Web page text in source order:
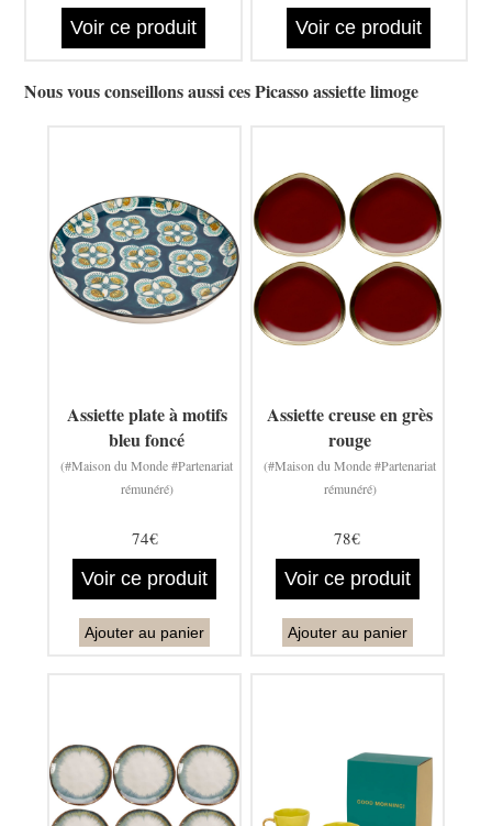
Voir ce produit Voir ce produit
Nous vous conseillons aussi ces Picasso assiette limoge
Assiette plate à motifs
bleu foncé
(#Maison du Monde #Partenariat
rémunéré)
74€
Voir ce produit
Ajouter au panier
Assiette creuse en grès
rouge
(#Maison du Monde #Partenariat
rémunéré)
78€
Voir ce produit
Ajouter au panier